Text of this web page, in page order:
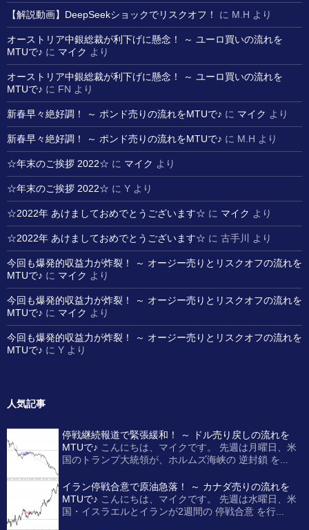
【解説動画】DeepSeekショックでリスクオフ！ に M.H より
オーストリア中銀総裁が利下げに懸念！ ～ ユーロ買いの流れを
MTUで♪ に マイク より
オーストリア中銀総裁が利下げに懸念！ ～ ユーロ買いの流れを
MTUで♪ に FN より
新春早々絶好調！ ～ ポンド売りの流れをMTUで♪ に マイク より
新春早々絶好調！ ～ ポンド売りの流れをMTUで♪ に M.H より
☆年末のご挨拶 2022☆ に マイク より
☆年末のご挨拶 2022☆ に Y より
☆2022年 あけましておめでとうございます☆ に マイク より
☆2022年 あけましておめでとうございます☆ に 古手川 より
今回も爆発的収益力が炸裂！ ～ オージー売りとリスクオフの流れを
MTUで♪ に マイク より
今回も爆発的収益力が炸裂！ ～ オージー売りとリスクオフの流れを
MTUで♪ に マイク より
今回も爆発的収益力が炸裂！ ～ オージー売りとリスクオフの流れを
MTUで♪ に Y より
人気記事
停戦継続報道で緊張緩和！ ～ ドル売り戻しの流れを
MTUで♪ こんにちは、マイクです。 先週は月曜日、米
国のトランプ大統領が、ホルムズ海峡の 逆封鎖 を...
イラン停戦合意で原油急落！ ～ カナダ売りの流れを
MTUで♪ こんにちは、マイクです。 先週は水曜日、米
国・イスラエルとイランが2週間の 停戦合意 を行...